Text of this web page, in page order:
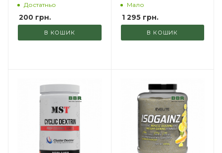
Достатньо
200 грн.
В КОШИК
Мало
1 295грн.
В КОШИК